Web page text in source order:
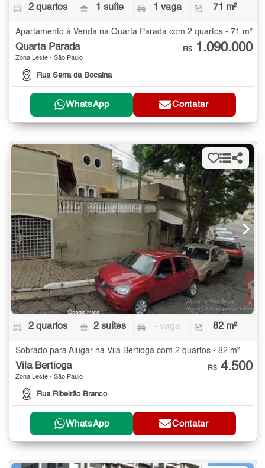
2 quartos 1 suíte 1 vaga 71 m²
Apartamento à Venda na Quarta Parada com 2 quartos - 71 m²
Quarta Parada
Zona Leste - São Paulo
Rua Serra da Bocaina
R$ 1.090.000
WhatsApp Contatar
2 quartos 2 suítes - vaga 82 m²
Sobrado para Alugar na Vila Bertioga com 2 quartos - 82 m²
Vila Bertioga
Zona Leste - São Paulo
Rua Ribeirão Branco
R$ 4.500
WhatsApp Contatar